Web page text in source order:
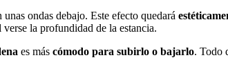
unas ondas debajo. Este efecto quedará
verse la profundidad de la estancia.
es más cómodo para subirlo o bajarlo. Todo